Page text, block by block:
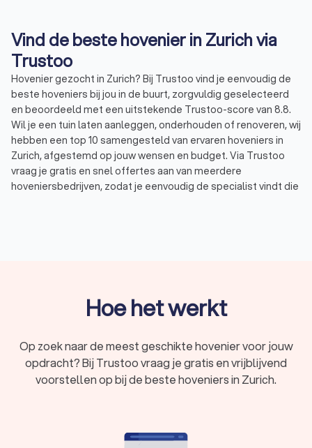
Vind de beste hovenier in Zurich via
Trustoo
Hovenier gezocht in Zurich? Bij Trustoo vind je eenvoudig de
beste hoveniers bij jou in de buurt, zorgvuldig geselecteerd
en beoordeeld met een uitstekende Trustoo-score van 8.8.
Wil je een tuin laten aanleggen, onderhouden of renoveren, wij
hebben een top 10 samengesteld van ervaren hoveniers in
Zurich, afgestemd op jouw wensen en budget. Via Trustoo
vraag je gratis en snel offertes aan van meerdere
hoveniersbedrijven, zodat je eenvoudig de specialist vindt die
Een hovenier in Zurich is gespecialiseerd in het aanleggen,
onderhouden en renoveren van tuinen. Dit vakmanschap gaat
bieden verschillende diensten aan, waaronder:
Tuinontwerp:een goed tuinontwerp is belangrijk voor
een mooie en functionele tuin. Hoveniers maken vaak
samen met een tuinarchitect een ontwerp dat rekening
opfrissen of compleet vernieuwen? Een
Hoe het werkt
Op zoek naar de meest geschikte hovenier voor jouw
opdracht? Bij Trustoo vraag je gratis en vrijblijvend
voorstellen op bij de beste hoveniers in Zurich.